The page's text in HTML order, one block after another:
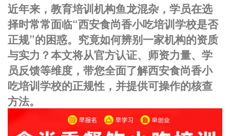
近年来，教育培训机构鱼龙混杂，学员在选
择时常常面临“西安食尚香小吃培训学校是否
正规”的困惑。究竟如何辨别一家机构的资质
与实力？本文将从官方认证、师资力量、学
员反馈等维度，带您全面了解西安食尚香小
吃培训学校的正规性，并提供可操作的核查
方法。